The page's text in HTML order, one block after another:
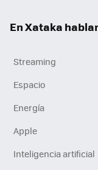
En Xataka
Streaming
Espacio
Energía
Apple
Inteligencia artificial